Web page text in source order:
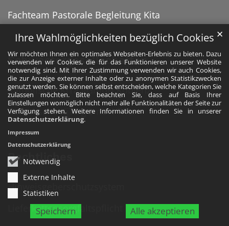
Ihre Wahlmöglichkeiten bezüglich Cookies
Wir möchten Ihnen ein optimales Webseiten-Erlebnis zu bieten. Dazu
verwenden wir Cookies, die für das Funktionieren unserer Website
notwendig sind. Mit Ihrer Zustimmung verwenden wir auch Cookies,
die zur Anzeige externer Inhalte oder zu anonymen Statistikzwecken
genutzt werden. Sie können selbst entscheiden, welche Kategorien Sie
zulassen möchten. Bitte beachten Sie, dass auf Basis Ihrer
Einstellungen womöglich nicht mehr alle Funktionalitäten der Seite zur
Verfügung stehen. Weitere Informationen finden Sie in unserer
Datenschutzerklärung.
Notwendig
Externe Inhalte
Statistiken
Speichern Alle akzeptieren
✕
Impressum
Datenschutzerklärung
Fachteam Pastorale Begleitung Kita
Schwestergesellschaften
Katholische KiTa gGmbH Koblenz
Katholische KiTa gGmbH Trier
Rechtliches
Hinweisgeberschutzsystem
Lieferkettensorgfaltspflicht